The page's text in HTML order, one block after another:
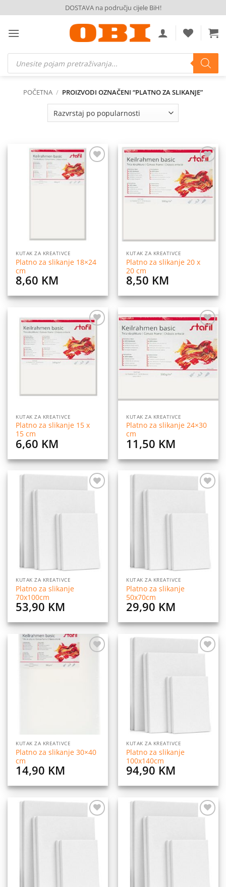
to
content
DOSTAVA na području cijele BiH!
Products
search
POČETNA / PROIZVODI OZNAČENI “PLATNO ZA SLIKANJE”
KUTAK ZA KREATIVCE
Platno za slikanje 18×24
cm
8,60 KM
Dodaj
na
listu
želja
KUTAK ZA KREATIVCE
Platno za slikanje 20 x
20 cm
8,50 KM
Dodaj
na
listu
želja
KUTAK ZA KREATIVCE
Platno za slikanje 15 x
15 cm
6,60 KM
Dodaj
na
listu
želja
KUTAK ZA KREATIVCE
Platno za slikanje 24×30
cm
11,50 KM
KUTAK ZA KREATIVCE
Platno za slikanje
70x100cm
53,90 KM
KUTAK ZA KREATIVCE
Platno za slikanje
50x70cm
29,90 KM
KUTAK ZA KREATIVCE
Platno za slikanje 30×40
cm
14,90 KM
KUTAK ZA KREATIVCE
Platno za slikanje
100x140cm
94,90 KM